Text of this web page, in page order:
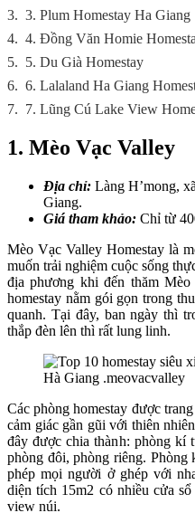
3. 3. Plum Homestay Ha Giang
4. 4. Đồng Văn Homie
5. 5. Du Già Homestay
6. 6. Lalaland Ha Giang
7. 7. Lũng Cú Lake View
1. Mèo Vạc Valley
Địa chỉ: Làng H’mong,
Giang.
Giá tham khảo: Chỉ từ
Mèo Vạc Valley Homestay là
muốn trải nghiệm cuộc sống
địa phương khi đến thăm
homestay nằm gói gọn trong
quanh. Tại đây, ban ngày thì
thắp đèn lên thì rất lung linh.
Các phòng homestay được
cảm giác gần gũi với thiên
đây được chia thành: phòng kí
phòng đôi, phòng riêng.
phép mọi người ở ghép với
diện tích 15m2 có nhiều cửa
view núi.